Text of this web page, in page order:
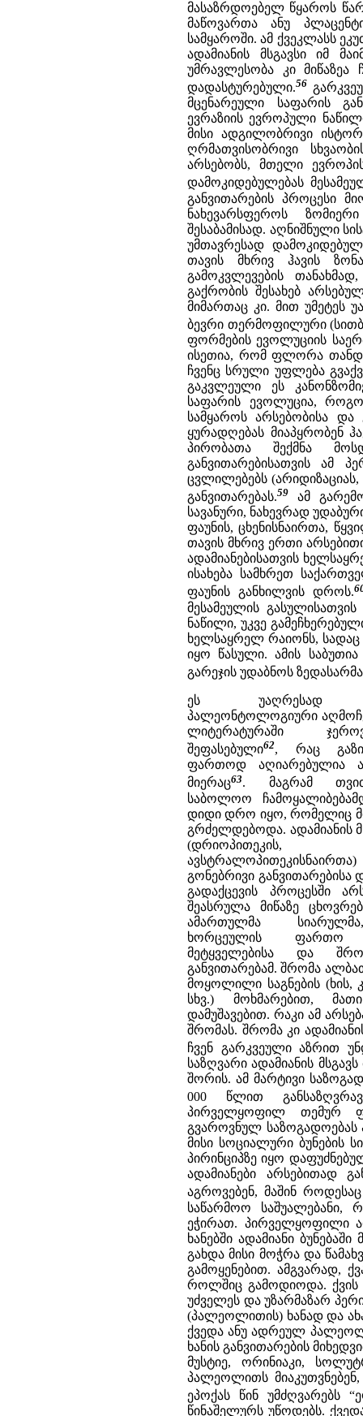
მასაზრდოებელ წყაროს
მაწოვართა ანუ
სამყაროში. ამ ქვეკლასს
ადამიანის მსგავსი იმ
უმრავლესობა კი მიწაზეა
დადასტურებული.56
მცენარეული საფარის
ევრაზიის ევროპული
მისი ადგილობრივი
ღრმათვისობრივი
არსებობს, მთელი
დამოკიდებულებას
განვითარების პროცესი
ნახევარსფეროს
შესაბამისად. აღნიშნული
უმთავრესად
თავის მხრივ ჰავის
გამოკვლევების
გაქრობის შესახებ
მიმართაც კი. მით უმეტეს
ბევრი თერმოფილური
ფორმების ევოლუციის
ისეთია, რომ ფლორა
ჩვენც სრული უფლება
გაკვლეული ეს
საფარის ევოლუცია,
სამყაროს არსებობისა და
ყურადღებას მიაპყრობენ
პირობათა შექმნა
განვითარებისათვის ამ
ცვლილებებს
განვითარებას.59 ამ
სავანური, ნახევრად
ფაუნის, ცხენისნაირთა,
თავის მხრივ ერთი
ადამიანებისათვის
ისახება სამხრეთ
ფაუნის განხილვის დროს.
მესამეულის
ნაწილი, უკვე
ხელსაყრელ რაიონს, სადაც
იყო წასული. ამის
გარეჯის უდაბნოს
ეს უაღრესად
პალეონტოლოგიური
ლიტერატურაში
შეფასებული62, რაც
ფართოდ აღიარებულია
მიერაც63. მაგრამ
საბოლოო
დიდი დრო იყო, რომელიც
გრძელდებოდა. ადამიანის
(დრიოპითეკის,
გონებრივი განვითარებისა
გადაქცევის პროცესში
შეასრულა მიწაზე
ამართულმა
ხორცეულის ფართო
მეტყველებისა და
განვითარებამ. შრომა
მოყოლილი საგნების (ხის,
სხვ.) მოხმარებით,
დამუშავებით. რაკი ამ
შრომას. შრომა კი
ჩვენ გარკვეული აზრით
საზღვარი ადამიანის
შორის. ამ მარტივი
000 წლით
პირველყოფილ თემურ
გვაროვნულ საზოგადოებას
მისი სოციალური ბუნების
პირინციპზე იყო
ადამიანები არსებითად
აგროვებენ, მაშინ როდესაც
საწარმოო
ეჭირათ. პირველყოფილი
ხანებში ადამიანი
გახდა მისი მოჭრა და
გამოყენებით. ამგვარად,
როლშიც გამოდიოდა. ქვის
უძველეს და უზარმაზარ
(პალეოლითის) ხანად და
ქვედა ანუ ადრეულ
ხანის განვითარების
მუსტიე, ორინიაკი,
პალეოლითს
ეპოქას წინ უმძღვარებს
წინაშელურს უწოდებს.